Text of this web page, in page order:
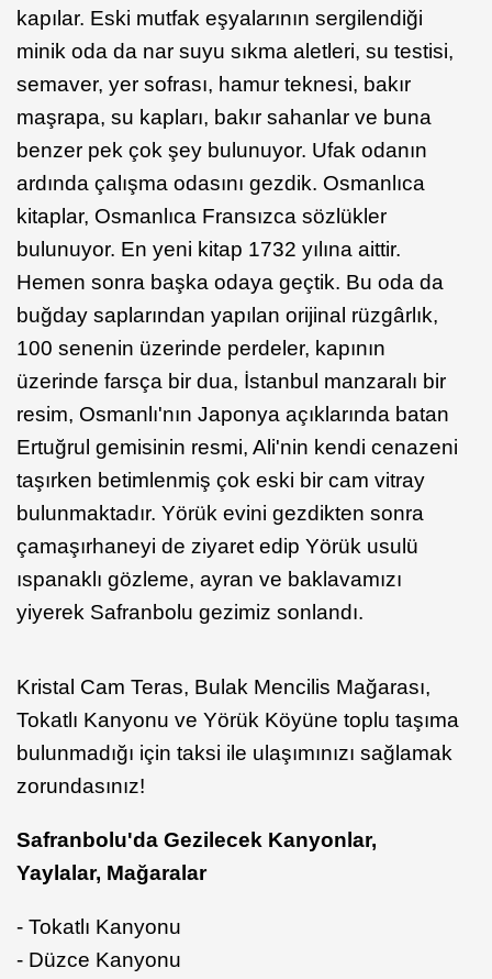
kapılar. Eski mutfak eşyalarının sergilendiği
minik oda da nar suyu sıkma aletleri, su testisi,
semaver, yer sofrası, hamur teknesi, bakır
maşrapa, su kapları, bakır sahanlar ve buna
benzer pek çok şey bulunuyor. Ufak odanın
ardında çalışma odasını gezdik. Osmanlıca
kitaplar, Osmanlıca Fransızca sözlükler
bulunuyor. En yeni kitap 1732 yılına aittir.
Hemen sonra başka odaya geçtik. Bu oda da
buğday saplarından yapılan orijinal rüzgârlık,
100 senenin üzerinde perdeler, kapının
üzerinde farsça bir dua, İstanbul manzaralı bir
resim, Osmanlı'nın Japonya açıklarında batan
Ertuğrul gemisinin resmi, Ali'nin kendi cenazeni
taşırken betimlenmiş çok eski bir cam vitray
bulunmaktadır. Yörük evini gezdikten sonra
çamaşırhaneyi de ziyaret edip Yörük usulü
ıspanaklı gözleme, ayran ve baklavamızı
yiyerek Safranbolu gezimiz sonlandı.
Kristal Cam Teras, Bulak Mencilis Mağarası,
Tokatlı Kanyonu ve Yörük Köyüne toplu taşıma
bulunmadığı için taksi ile ulaşımınızı sağlamak
zorundasınız!
Safranbolu'da Gezilecek Kanyonlar,
Yaylalar, Mağaralar
- Tokatlı Kanyonu
- Düzce Kanyonu